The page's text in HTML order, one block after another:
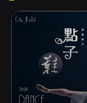
（內在情緒）
群體關係的
互動與編舞
環境中可細緻
「前行、迷
間約90分鐘
劇院小劇場，
得注意的是，